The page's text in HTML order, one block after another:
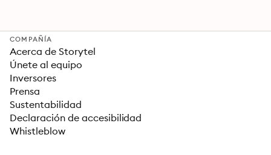
COMPAÑÍA
Acerca de Storytel
Únete al equipo
Inversores
Prensa
Sustentabilidad
Declaración de accesibilidad
Whistleblow